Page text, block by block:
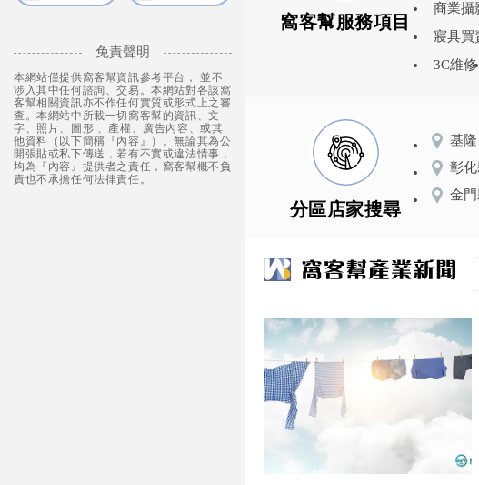
免責聲明
本網站僅提供窩客幫資訊參考平台， 並不
涉入其中任何諮詢、交易。本網站對各該窩
客幫相關資訊亦不作任何實質或形式上之審
查。本網站中所載一切窩客幫的資訊、文
字、照片、圖形 、產權、廣告內容、或其
他資料（以下簡稱『內容』）。無論其為公
開張貼或私下傳送，若有不實或違法情事，
均為『內容』提供者之責任，窩客幫概不負
責也不承擔任何法律責任。
窩客幫服務項目
商業攝
寢具買
3C維修
分區店家搜尋
基
彰
金